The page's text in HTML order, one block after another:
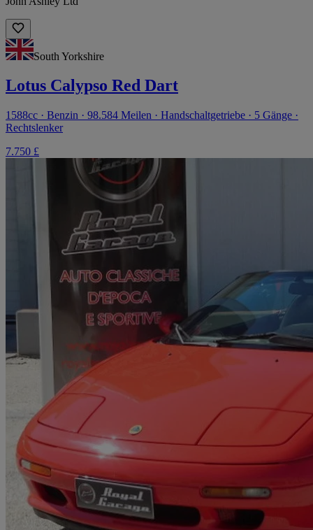
South Yorkshire
Lotus Calypso Red Dart
1588cc · Benzin · 98.584 Meilen · Handschaltgetriebe · 5 Gänge ·
Rechtslenker
7.750 £